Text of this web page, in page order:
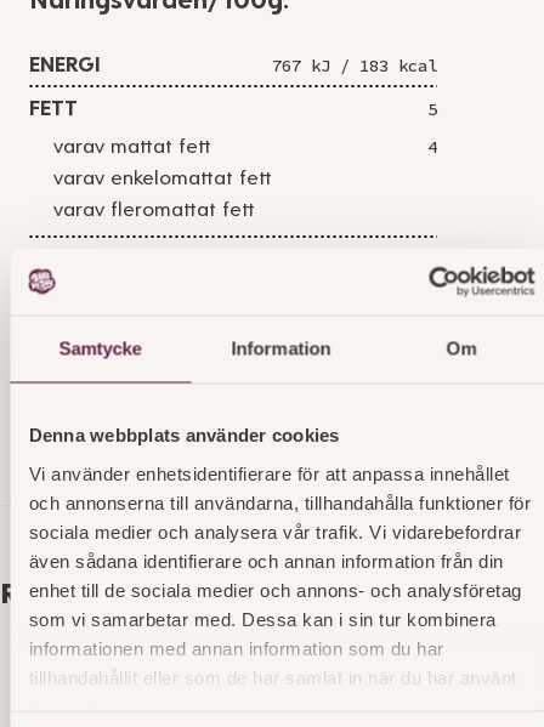
Samtycke Information Om
Denna webbplats använder cookies
Vi använder enhetsidentifierare för att anpassa innehållet
och annonserna till användarna, tillhandahålla funktioner för
sociala medier och analysera vår trafik. Vi vidarebefordrar
även sådana identifierare och annan information från din
enhet till de sociala medier och annons- och analysföretag
som vi samarbetar med. Dessa kan i sin tur kombinera
informationen med annan information som du har
tillhandahållit eller som de har samlat in när du har använt
ENERGI
767 kJ / 183 kcal
FETT
5
varav mattat fett
4
varav enkelomattat fett
varav fleromattat fett
FIBER
PROTEIN
SALT
Relaterade produkter